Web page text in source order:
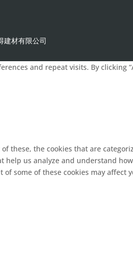
建材有限公司
and repeat visits. By clicking
the cookies that are
us analyze and understand
some of these cookies may affect